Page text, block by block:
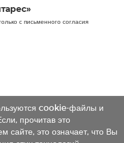
cookie-файлы и
прочитав это
сайте, это означает, что Вы
с письменного согласия